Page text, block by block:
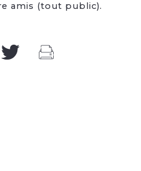
amis (tout public).